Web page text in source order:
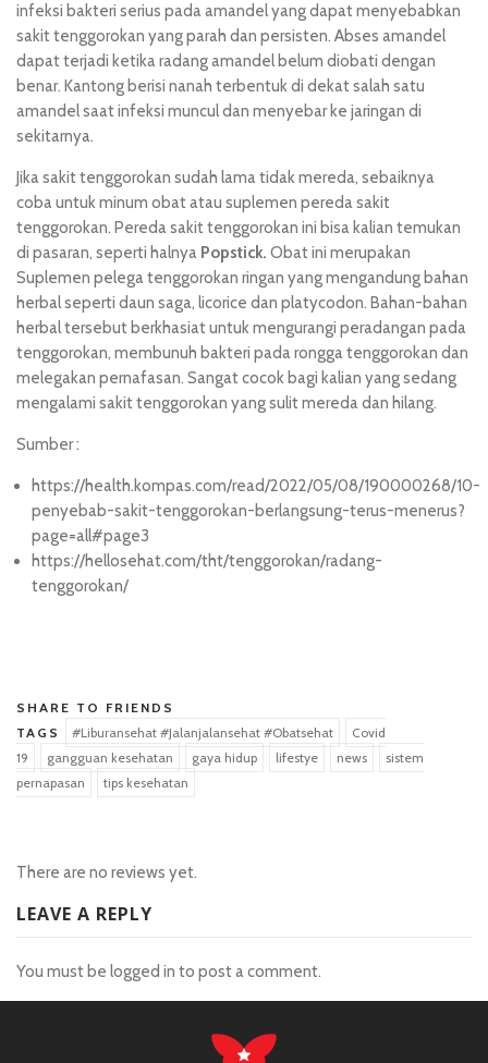
infeksi bakteri serius pada amandel yang dapat menyebabkan
sakit tenggorokan yang parah dan persisten. Abses amandel
dapat terjadi ketika radang amandel belum diobati dengan
benar. Kantong berisi nanah terbentuk di dekat salah satu
amandel saat infeksi muncul dan menyebar ke jaringan di
sekitarnya.
Jika sakit tenggorokan sudah lama tidak mereda, sebaiknya
coba untuk minum obat atau suplemen pereda sakit
tenggorokan. Pereda sakit tenggorokan ini bisa kalian temukan
di pasaran, seperti halnya Popstick. Obat ini merupakan
Suplemen pelega tenggorokan ringan yang mengandung bahan
herbal seperti daun saga, licorice dan platycodon. Bahan-bahan
herbal tersebut berkhasiat untuk mengurangi peradangan pada
tenggorokan, membunuh bakteri pada rongga tenggorokan dan
melegakan pernafasan. Sangat cocok bagi kalian yang sedang
mengalami sakit tenggorokan yang sulit mereda dan hilang.
Sumber :
https://health.kompas.com/read/2022/05/08/190000268/10-
penyebab-sakit-tenggorokan-berlangsung-terus-menerus?
page=all#page3
https://hellosehat.com/tht/tenggorokan/radang-
tenggorokan/
SHARE TO FRIENDS
TAGS
#Liburansehat #Jalanjalansehat #Obatsehat
Covid
19
gangguan kesehatan gaya hidup lifestye news
sistem
pernapasan
tips kesehatan
There are no reviews yet.
LEAVE A REPLY
You must be logged in to post a comment.